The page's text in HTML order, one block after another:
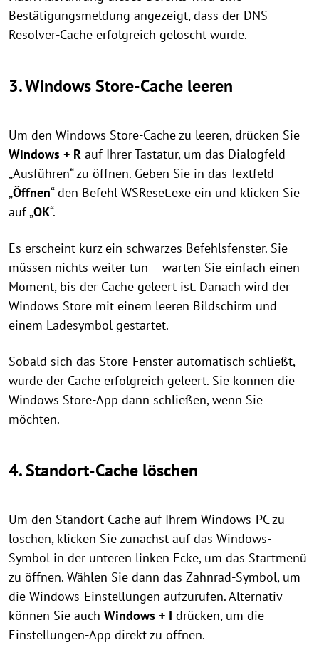
Bestätigungsmeldung angezeigt, dass der DNS-
Resolver-Cache erfolgreich gelöscht wurde.
3. Windows Store-Cache leeren
Um den Windows Store-Cache zu leeren, drücken Sie
Windows + R auf Ihrer Tastatur, um das Dialogfeld
„Ausführen“ zu öffnen. Geben Sie in das Textfeld
„Öffnen“ den Befehl WSReset.exe ein und klicken Sie
auf „OK“.
Es erscheint kurz ein schwarzes Befehlsfenster. Sie
müssen nichts weiter tun – warten Sie einfach einen
Moment, bis der Cache geleert ist. Danach wird der
Windows Store mit einem leeren Bildschirm und
einem Ladesymbol gestartet.
Sobald sich das Store-Fenster automatisch schließt,
wurde der Cache erfolgreich geleert. Sie können die
Windows Store-App dann schließen, wenn Sie
möchten.
4. Standort-Cache löschen
Um den Standort-Cache auf Ihrem Windows-PC zu
löschen, klicken Sie zunächst auf das Windows-
Symbol in der unteren linken Ecke, um das Startmenü
zu öffnen. Wählen Sie dann das Zahnrad-Symbol, um
die Windows-Einstellungen aufzurufen. Alternativ
können Sie auch Windows + I drücken, um die
Einstellungen-App direkt zu öffnen.